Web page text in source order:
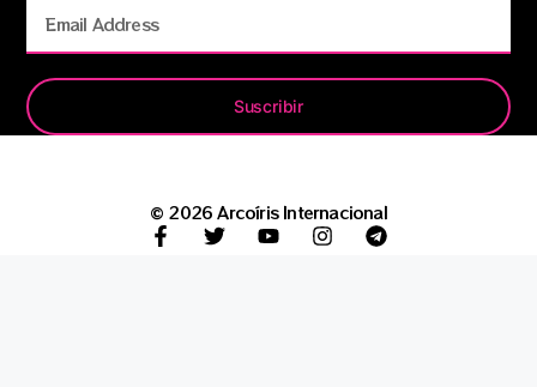
Suscribir
© 2026 Arcoíris Internacional